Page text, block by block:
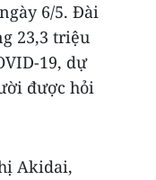
6/5. Đài
23,3 triệu
19, dự
được hỏi
Akidai,